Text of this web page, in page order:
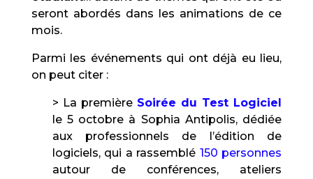
seront abordés dans les animations de ce
mois.
Parmi les événements qui ont déjà eu lieu,
on peut citer :
> La première Soirée du Test Logiciel
le 5 octobre à Sophia Antipolis, dédiée
aux professionnels de l’édition de
logiciels, qui a rassemblé 150 personnes
autour de conférences, ateliers